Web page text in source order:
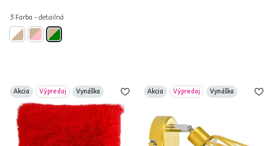
3 Farba - detailná
Akcia Výpredaj Vynáška Akcia Výpredaj Vynáška